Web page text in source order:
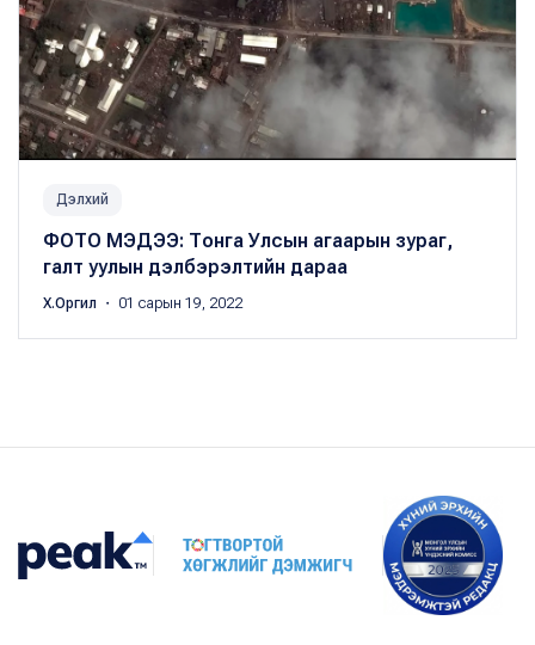
Дэлхий
ФОТО МЭДЭЭ: Тонга Улсын агаарын зураг,
галт уулын дэлбэрэлтийн дараа
Х.Оргил ・ 01 сарын 19, 2022